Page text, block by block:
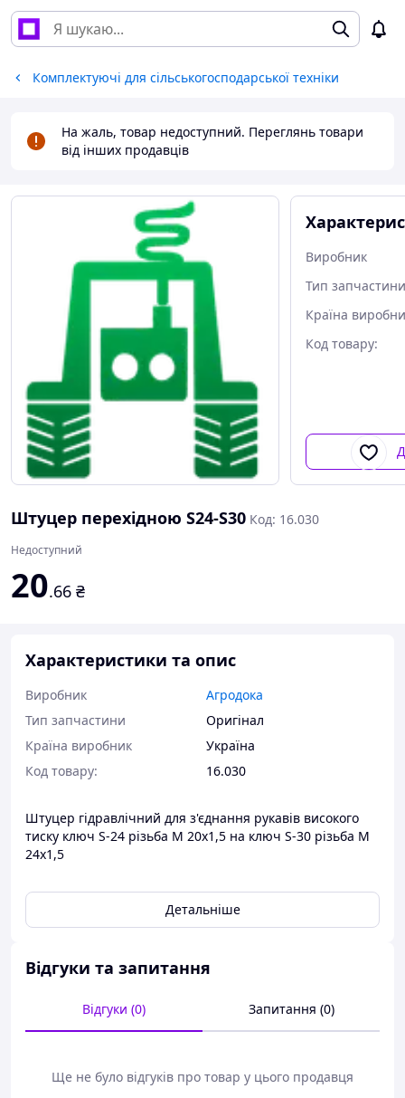
Комплектуючі для сільськогосподарської техніки
На жаль, товар недоступний. Переглянь товари
від інших продавців
Виробник
Тип запчастини
Країна
Код товару:
Штуцер перехідною S24-S30 Код: 16.030
Недоступний
20.66 ₴
Характеристики та опис
Виробник
Агродока
Тип запчастини
Оригінал
Країна виробник
Україна
Код товару:
16.030
Штуцер гідравлічний для з'єднання рукавів високого
тиску ключ S-24 різьба М 20х1,5 на ключ S-30 різьба М
24х1,5
Детальніше
Відгуки та запитання
Відгуки (0) Запитання (0)
Ще не було відгуків про товар у цього продавця